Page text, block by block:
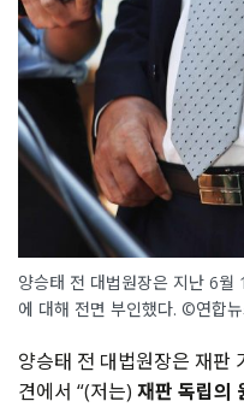
양승태 전 대법원장은 지난 6월
에 대해 전면 부인했다. ©연합
양승태 전 대법원장은 재판
견에서 “(저는) 재판 독립의